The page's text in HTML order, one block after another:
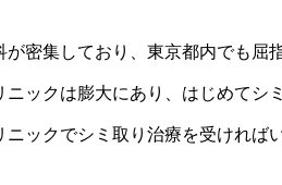
密集しており、東京都内でも屈
ックは膨大にあり、はじめて
ックでシミ取り治療を受ければ